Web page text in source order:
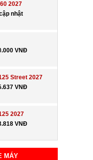
2027
nhật
VNĐ
Street 2027
VNĐ
2027
VNĐ
MÁY